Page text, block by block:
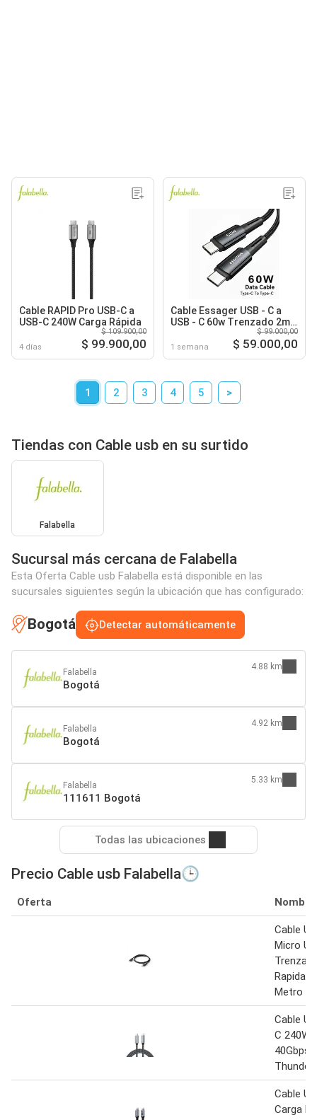
Cable RAPID Pro USB-C a
USB-C 240W Carga Rápida
4 días
$ 109.900,00
$ 99.900,00
Cable Essager USB - C a
USB - C 60w Trenzado 2m
1 semana
$ 99.000,00
$ 59.000,00
1 2 3 4 5 >
Tiendas con Cable usb en su surtido
Falabella
Sucursal más cercana de Falabella
Esta Oferta Cable usb Falabella está disponible en las
sucursales siguientes según la ubicación que has configurado:
Bogotá Detectar automáticamente
Falabella
Bogotá
4.88 km
Falabella
Bogotá
4.92 km
Falabella
111611 Bogotá
5.33 km
Todas las ubicaciones
Precio Cable usb Falabella🕒
Oferta Nombre
Cable
Micro
Rapida
Metro
Cable
C 240W
40Gbps
Cable
Carga